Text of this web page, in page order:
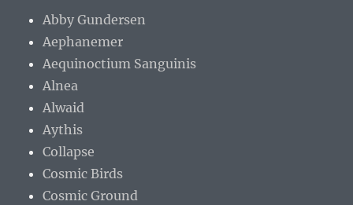
Abby Gundersen
Aephanemer
Aequinoctium Sanguinis
Alnea
Alwaid
Aythis
Collapse
Cosmic Birds
Cosmic Ground